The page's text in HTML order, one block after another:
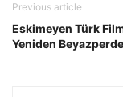
Previous article
Eskimeyen Türk
Yeniden